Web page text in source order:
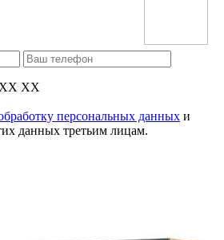
XX
персональных данных и
данных третьим лицам.